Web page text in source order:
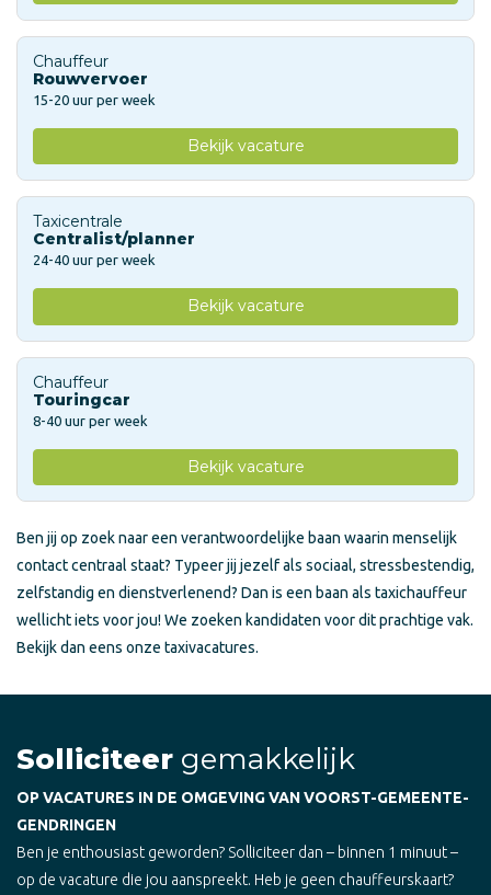
Chauffeur
Rouwvervoer
15-20 uur per week
Bekijk vacature
Taxicentrale
Centralist/planner
24-40 uur per week
Bekijk vacature
Chauffeur
Touringcar
8-40 uur per week
Bekijk vacature
Ben jij op zoek naar een verantwoordelijke baan waarin menselijk
contact centraal staat? Typeer jij jezelf als sociaal, stressbestendig,
zelfstandig en dienstverlenend? Dan is een baan als taxichauffeur
wellicht iets voor jou! We zoeken kandidaten voor dit prachtige vak.
Bekijk dan eens onze taxivacatures.
Solliciteer gemakkelijk
OP VACATURES IN DE OMGEVING VAN VOORST-GEMEENTE-
GENDRINGEN
Ben je enthousiast geworden? Solliciteer dan – binnen 1 minuut –
op de vacature die jou aanspreekt. Heb je geen chauffeurskaart?